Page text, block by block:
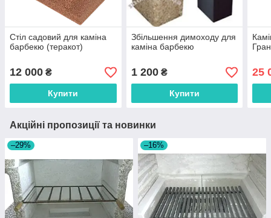
Стіл садовий для каміна
барбекю (теракот)
12 000 ₴
Купити
Збільшення димоходу для
каміна барбекю
1 200₴
Купити
25
Акційні пропозиції та новинки
–29% –16%